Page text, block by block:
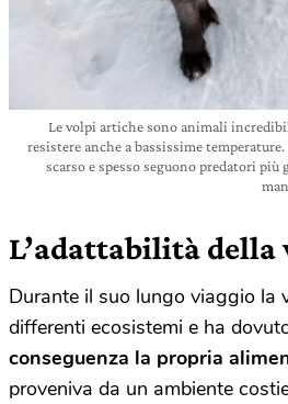
Le volpi artiche sono animali
resistere anche a bassissime
scarso e spesso seguono predatori
L’adattabilità della
Durante il suo lungo viaggio la
differenti ecosistemi e ha
conseguenza la propria
proveniva da un ambiente